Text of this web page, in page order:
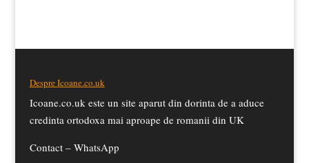
Despre Icoane.co.uk
Icoane.co.uk este un site aparut din dorinta de a aduce
credinta ortodoxa mai aproape de romanii din UK
Contact – WhatsApp